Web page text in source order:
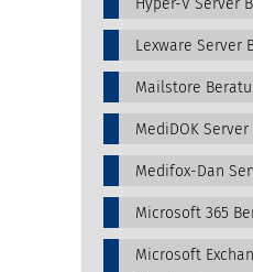
Hyper-V Server
Lexware Server
Mailstore
MediDOK
Medifox-Dan
Microsoft 365
Microsoft